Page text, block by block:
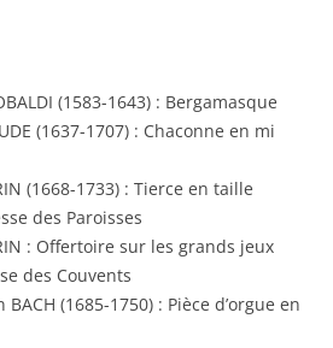
(1583-1643) : Bergamasque
(1637-1707) : Chaconne en mi
(1668-1733) : Tierce en taille
des Paroisses
: Offertoire sur les grands jeux
des Couvents
BACH (1685-1750) : Pièce d’orgue en